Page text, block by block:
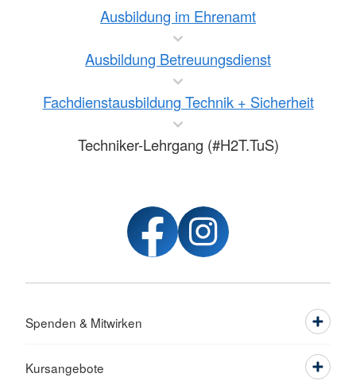
Ausbildung im Ehrenamt
Ausbildung Betreuungsdienst
Fachdienstausbildung Technik + Sicherheit
Techniker-Lehrgang (#H2T.TuS)
Spenden & Mitwirken
Kursangebote